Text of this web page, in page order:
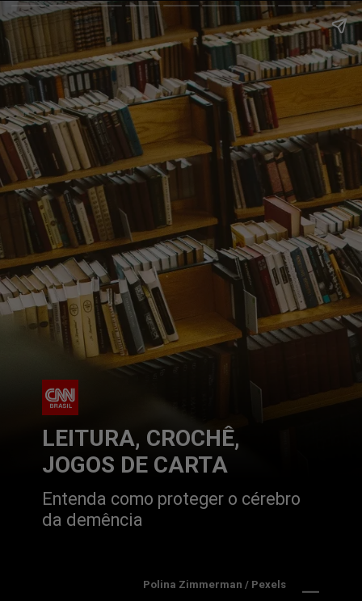
LEITURA, CROCHÊ,
JOGOS DE CARTA
Entenda como proteger o cérebro
da demência
Polina Zimmerman / Pexels